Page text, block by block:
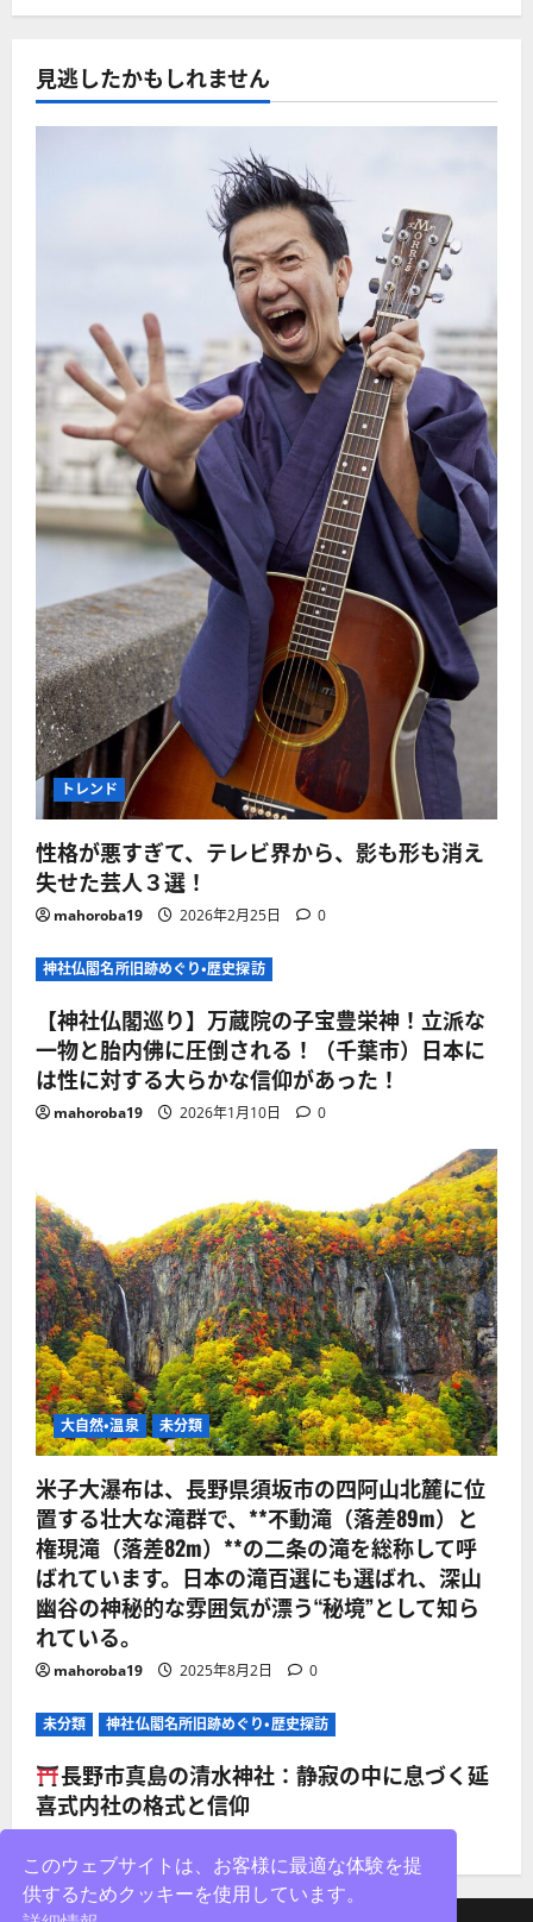
見逃したかもしれません
トレンド
性格が悪すぎて、テレビ界から、影も形も消え
失せた芸人３選！
mahoroba19 2026年2月25日 0
神社仏閣名所旧跡めぐり・歴史探訪
【神社仏閣巡り】万蔵院の子宝豊栄神！立派な
一物と胎内佛に圧倒される！（千葉市）日本に
は性に対する大らかな信仰があった！
mahoroba19 2026年1月10日 0
大自然・温泉 未分類
米子大瀑布は、長野県須坂市の四阿山北麓に位
置する壮大な滝群で、**不動滝（落差89m）と
権現滝（落差82m）**の二条の滝を総称して呼
ばれています。日本の滝百選にも選ばれ、深山
幽谷の神秘的な雰囲気が漂う“秘境”として知ら
れている。
mahoroba19 2025年8月2日 0
未分類 神社仏閣名所旧跡めぐり・歴史探訪
長野市真島の清水神社：静寂の中に息づく延
喜式内社の格式と信仰
このウェブサイトは、お客様に最適な体験を提
供するためクッキーを使用しています。